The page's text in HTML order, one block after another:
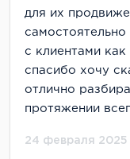
для их
самостоятельно
с клиентами как
спасибо хочу
отлично
протяжении
24 февраля 2025